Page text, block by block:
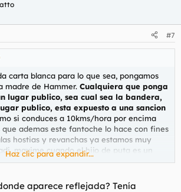
#7
carta blanca para lo que sea, pongamos
madre de Hammer. Cualquiera que ponga
lugar publico, sea cual sea la bandera,
publico, esta expuesto a una sancion
si conduces a 10kms/hora por encima
ademas este fantoche lo hace con fines
hostias y revanchas ya estamos muy
maxime cuando el hijo de puta es un
todos, agraviados incluidos.
perfecta la sancion.
Haz clic para expandir...
aparece reflejada? Tenía